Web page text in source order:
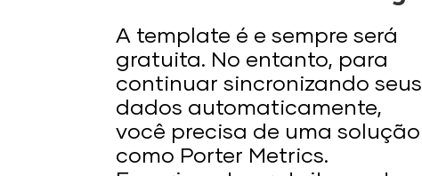
A template é e sempre será
gratuita. No entanto, para
continuar sincronizando seus
dados automaticamente,
você precisa de uma solução
como Porter Metrics.